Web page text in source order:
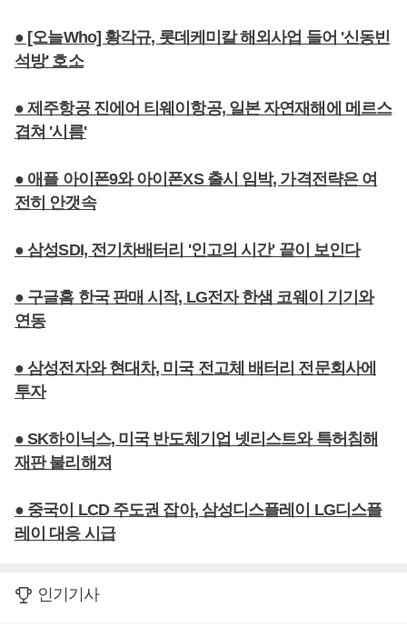
● [오늘Who] 황각규, 롯데케미칼 해외사업 들어 '신동빈
석방' 호소
● 제주항공 진에어 티웨이항공, 일본 자연재해에 메르스
겹쳐 '시름'
● 애플 아이폰9와 아이폰XS 출시 임박, 가격전략은 여
전히 안갯속
● 삼성SDI, 전기차배터리 '인고의 시간' 끝이 보인다
● 구글홈 한국 판매 시작, LG전자 한샘 코웨이 기기와
연동
● 삼성전자와 현대차, 미국 전고체 배터리 전문회사에
투자
● SK하이닉스, 미국 반도체기업 넷리스트와 특허침해
재판 불리해져
● 중국이 LCD 주도권 잡아, 삼성디스플레이 LG디스플
레이 대응 시급
인기기사